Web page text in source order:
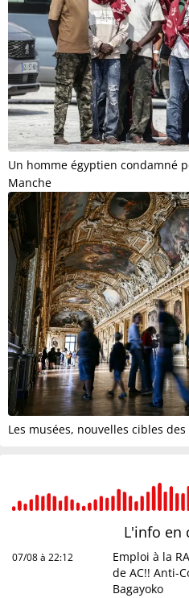
Un homme égyptien condamné
Manche
Les musées, nouvelles cibles
L'info en
07/08 à 22:12
Emploi à la
de AC!! Anti-
Bagayoko